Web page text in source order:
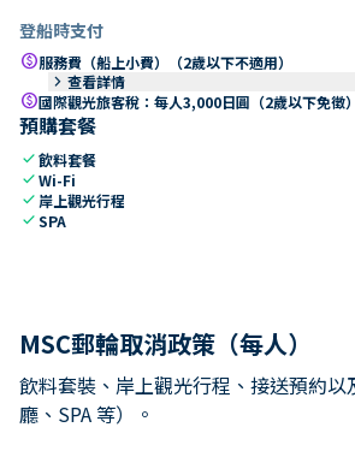
登船時支付
paid服務費（船上小費）（2歲以下不適用）
keyboard_arrow_right 查看詳情
paid國際觀光旅客稅：每人3,000日圓（2歲以下免徵
預購套餐
check飲料套餐
checkWi-Fi
check 岸上觀光行程
checkSPA
MSC郵輪取消政策（每人）
飲料套裝、岸上觀光行程、接送預約
廳、SPA 等）。